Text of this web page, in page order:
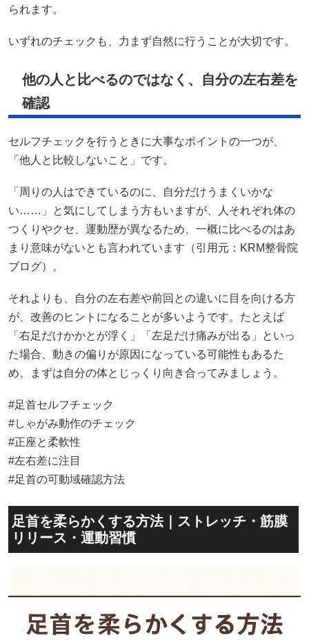
られます。
いずれのチェックも、力まず自然に行うことが大切です。
他の人と比べるのではなく、自分の左右差を
確認
セルフチェックを行うときに大事なポイントの一つが、
「他人と比較しないこと」です。
「周りの人はできているのに、自分だけうまくいかな
い……」と気にしてしまう方もいますが、人それぞれ体の
つくりやクセ、運動歴が異なるため、一概に比べるのはあ
まり意味がないとも言われています（引用元： KRM整骨院
ブログ）。
それよりも、自分の左右差や前回との違いに目を向ける方
が、改善のヒントになることが多いようです。たとえば
「右足だけかかとが浮く」「左足だけ痛みが出る」といっ
た場合、動きの偏りが原因になっている可能性もあるた
め、まずは自分の体とじっくり向き合ってみましょう。
#足首セルフチェック
#しゃがみ動作のチェック
#正座と柔軟性
#左右差に注目
#足首の可動域確認方法
足首を柔らかくする方法｜ストレッチ・筋膜
リリース・運動習慣